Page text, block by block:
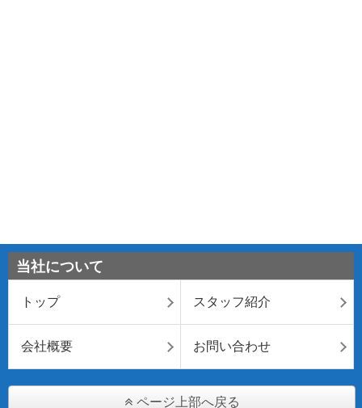
当社について
トップ スタッフ紹介
会社概要 お問い合わせ
ページ上部へ戻る